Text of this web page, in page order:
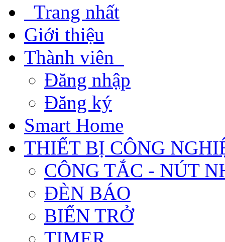
Trang nhất
Giới thiệu
Thành viên
Đăng nhập
Đăng ký
Smart Home
THIẾT BỊ CÔNG
CÔNG TẮC - NÚT
ĐÈN BÁO
BIẾN TRỞ